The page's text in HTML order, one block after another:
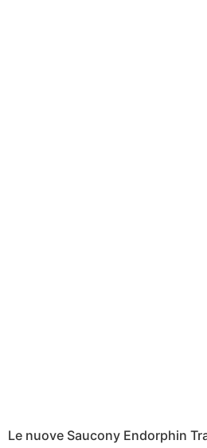
Le nuove Saucony Endorphin